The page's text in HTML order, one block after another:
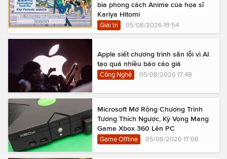
bìa phong cách Anime của họa sĩ
Kariya Hitomi
Giải trí 05/08/2026 19:54
Apple siết chương trình săn lỗi vì AI
tạo quá nhiều báo cáo giả
Công Nghệ 05/08/2026 17:48
Microsoft Mở Rộng Chương Trình
Tương Thích Ngược, Kỳ Vọng Mang
Game Xbox 360 Lên PC
Game Offline 05/08/2026 17:06